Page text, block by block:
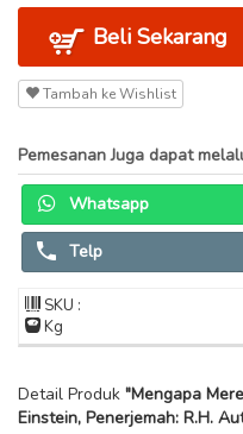
Beli Sekarang
Tambah ke Wishlist
Pemesanan Juga dapat
Whatsapp
Telp
SKU :
Kg
Detail Produk "Mengapa
Einstein, Penerjemah: R.H.